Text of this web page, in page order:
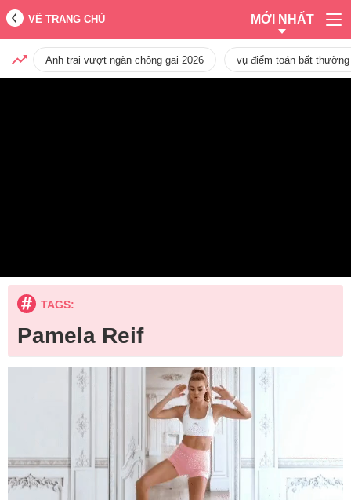
VỀ TRANG CHỦ MỚI NHẤT
Anh trai vượt ngàn chông gai 2026 vụ điểm toán bất
TAGS:
Pamela Reif